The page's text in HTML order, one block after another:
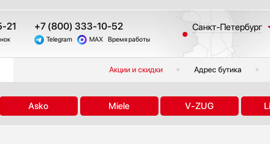
21 +7 (800) 333-10-52
Telegram MAX Время работы
Санкт-Петербург
Москва
Казань
Екатеринбург
Акции и скидки Адрес бутика
Asko Miele V-ZUG